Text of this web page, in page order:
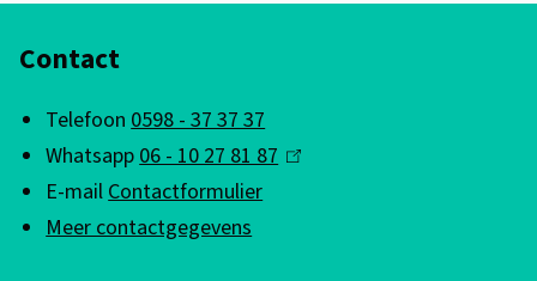
m
Contact
Telefoon0598 - 37 37 37
Whatsapp06 - 10 27 81 87(
E-mailContactformulier
Meer contactgegevens